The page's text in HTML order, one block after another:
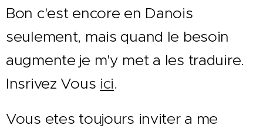
Bon c'est encore en Danois
seulement, mais quand le besoin
augmente je m'y met a les traduire.
Insrivez Vous ici.
Vous etes toujours inviter a me